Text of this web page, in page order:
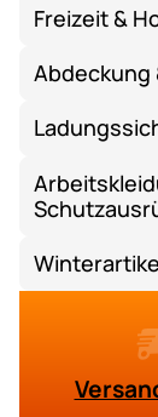
Freizeit &
Abdeckung